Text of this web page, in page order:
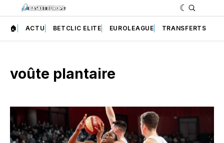
🏠 ACTU BETCLIC ELITE EUROLEAGUE TRANSFERTS
voûte plantaire